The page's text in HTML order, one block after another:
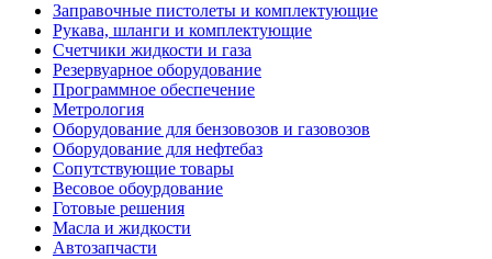
Заправочные пистолеты и комплектующие
Рукава, шланги и комплектующие
Счетчики жидкости и газа
Резервуарное оборудование
Программное обеспечение
Метрология
Оборудование для бензовозов и газовозов
Оборудование для нефтебаз
Сопутствующие товары
Весовое обоурдование
Готовые решения
Масла и жидкости
Автозапчасти